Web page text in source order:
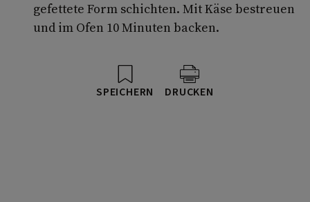
gefettete Form schichten. Mit Käse bestreuen
und im Ofen 10 Minuten backen.
SPEICHERN DRUCKEN